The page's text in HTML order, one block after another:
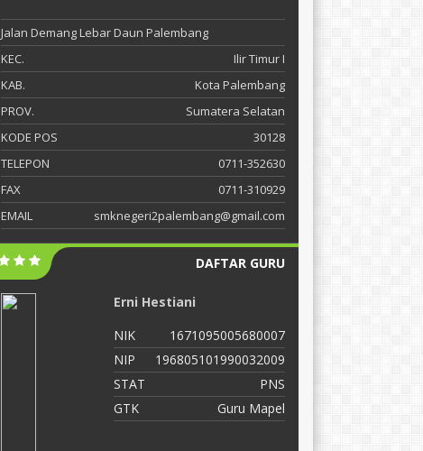
Jalan Demang Lebar Daun Palembang
KEC.
Ilir Timur I
KAB.
Kota Palembang
PROV.
Sumatera Selatan
KODE POS
30128
TELEPON
0711-352630
FAX
0711-310929
EMAIL
smknegeri2palembang@gmail.com
DAFTAR GURU
Catur Sarwidodo
NIK
1671070904660004
NIP
196604091990031005
STAT
PNS
GTK
Guru Kelas